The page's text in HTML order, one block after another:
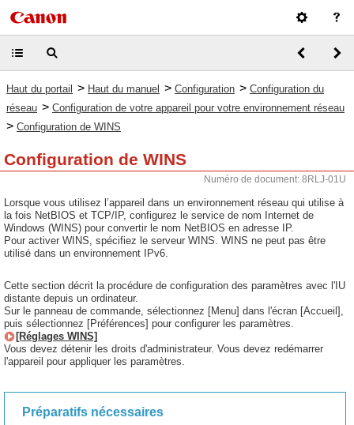
Haut du portail > Haut du manuel > Configuration > Configuration du
réseau > Configuration de votre appareil pour votre environnement réseau
> Configuration de WINS
Configuration de WINS
Numéro de document: 8RLJ-01U
Lorsque vous utilisez l’appareil dans un environnement réseau qui utilise à
la fois NetBIOS et TCP/IP, configurez le service de nom Internet de
Windows (WINS) pour convertir le nom NetBIOS en adresse IP.
Pour activer WINS, spécifiez le serveur WINS. WINS ne peut pas être
utilisé dans un environnement IPv6.
Cette section décrit la procédure de configuration des paramètres avec l'IU
distante depuis un ordinateur.
Sur le panneau de commande, sélectionnez [Menu] dans l'écran [Accueil],
puis sélectionnez [Préférences] pour configurer les paramètres.
[Réglages WINS]
Vous devez détenir les droits d'administrateur. Vous devez redémarrer
l'appareil pour appliquer les paramètres.
Préparatifs nécessaires